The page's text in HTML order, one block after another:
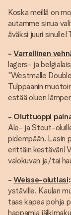
Koska meillä on
autamme sinua
äväksi juuri sinulle!
-Varrellinen
lagers- ja
"Westmalle
Tulppaanin
estää oluen
- Oluttuoppi
Ale- ja Stout-
pidempään. Lasin
erittäin kestävän!
valokuvan ja/tai
-Weisse-olutlasi:
ystäville. Kaulan
taas kapea pohja
happamia